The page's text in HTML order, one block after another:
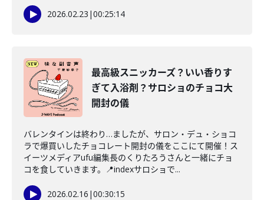
2026.02.23 |00:25:14
最高級スニッカーズ？いい香りす
ぎて入浴剤？サロショのチョコ大
開封の儀
バレンタインは終わり…ましたが、サロン・デュ・ショコ
ラで爆買いしたチョコレート開封の儀をここにて開催！ス
イーツメディアufu編集長のくりたろうさんと一緒にチョ
コを食していきます。📍indexサロショで...
2026.02.16 |00:30:15